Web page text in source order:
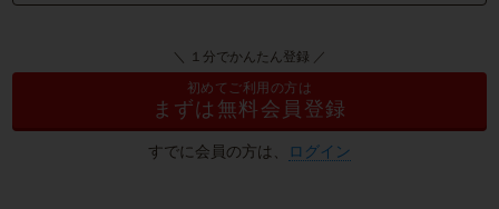
＼ １分でかんたん登録 ／
初めてご利用の方は
まずは無料会員登録
すでに会員の方は、 ログイン